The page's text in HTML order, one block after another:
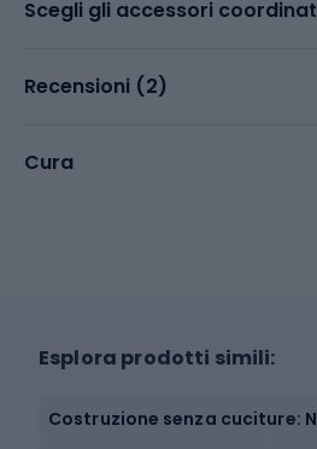
Scegli gli accessori
Recensioni (2)
Cura
Esplora prodotti simili:
Costruzione senza cuciture: